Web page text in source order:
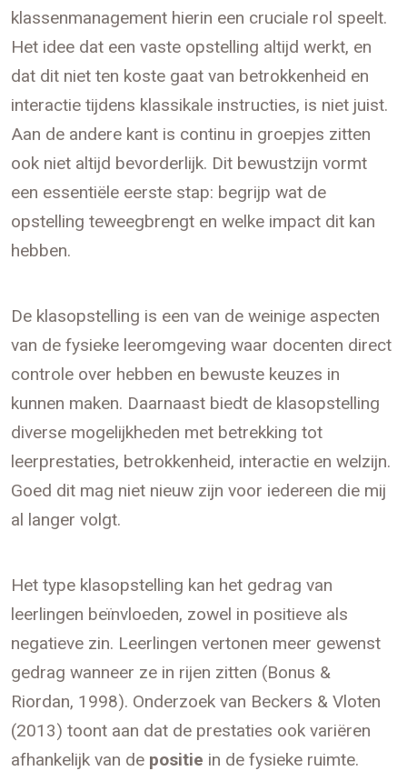
klassenmanagement hierin een cruciale rol speelt.
Het idee dat een vaste opstelling altijd werkt, en
dat dit niet ten koste gaat van betrokkenheid en
interactie tijdens klassikale instructies, is niet juist.
Aan de andere kant is continu in groepjes zitten
ook niet altijd bevorderlijk. Dit bewustzijn vormt
een essentiële eerste stap: begrijp wat de
opstelling teweegbrengt en welke impact dit kan
hebben.
De klasopstelling is een van de weinige aspecten
van de fysieke leeromgeving waar docenten direct
controle over hebben en bewuste keuzes in
kunnen maken. Daarnaast biedt de klasopstelling
diverse mogelijkheden met betrekking tot
leerprestaties, betrokkenheid, interactie en welzijn.
Goed dit mag niet nieuw zijn voor iedereen die mij
al langer volgt.
Het type klasopstelling kan het gedrag van
leerlingen beïnvloeden, zowel in positieve als
negatieve zin. Leerlingen vertonen meer gewenst
gedrag wanneer ze in rijen zitten (Bonus &
Riordan, 1998). Onderzoek van Beckers & Vloten
(2013) toont aan dat de prestaties ook variëren
afhankelijk van de positie in de fysieke ruimte.